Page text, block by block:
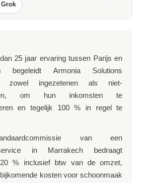
Grok
25 jaar ervaring tussen Parijs en
begeleidt Armonia Solutions
zowel ingezetenen als niet-
om hun inkomsten te
en tegelijk 100 % in regel te
van een
in Marrakech bedraagt
% inclusief btw van de omzet,
kosten voor schoonmaak